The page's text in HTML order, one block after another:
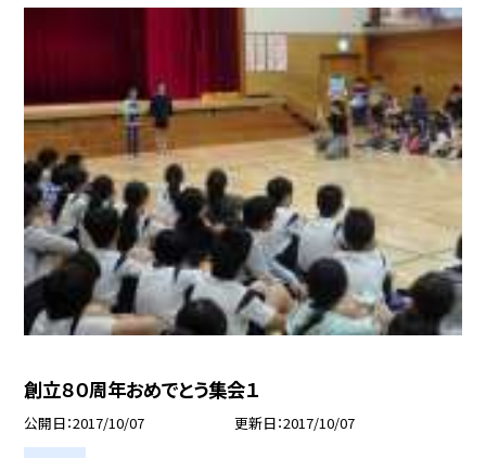
創立８０周年おめでとう集会１
公開日 2017/10/07 更新日 2017/10/07